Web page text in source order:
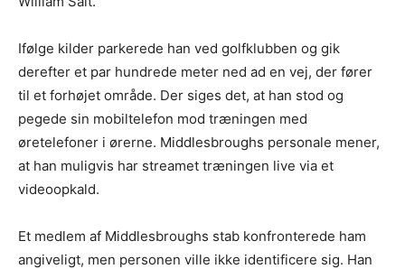
Ifølge kilder parkerede han ved golfklubben og gik
derefter et par hundrede meter ned ad en vej, der fører
til et forhøjet område. Der siges det, at han stod og
pegede sin mobiltelefon mod træningen med
øretelefoner i ørerne. Middlesbroughs personale mener,
at han muligvis har streamet træningen live via et
videoopkald.
Et medlem af Middlesbroughs stab konfronterede ham
angiveligt, men personen ville ikke identificere sig. Han